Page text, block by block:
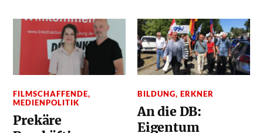
FILMSCHAFFENDE,
MEDIENPOLITIK
Prekäre
BILDUNG,ERKNER
An die DB:
Eigentum